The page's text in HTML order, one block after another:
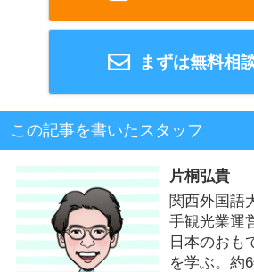
まずは無料相
この記事を書いたスタッフ
片桐弘貴
関西外国語
手観光業運
日本のおも
を学ぶ。約